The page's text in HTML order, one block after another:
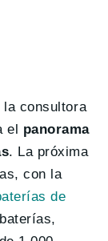
la consultora
el panorama
. La próxima
con la
de